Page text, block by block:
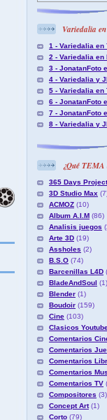
Variedalia
1 - Variedalia en
2 - Variedalia en
3 - JonatanFoto
4 - Variedalia y
5 - Variedalia en
6 - JonatanFoto
7 - JonatanFoto
8 - Variedalia y
¿Qué
365 Days Project
3D Studio Max
ACMOZ (10)
Album A.I.M (86)
Analisis juegos
Arte 3D (19)
Assholes (2)
B.S.O (74)
Barcenillas L4D
BladeAndSoul (1)
Blender (1)
Boudoir (159)
Cine (103)
Clasicos
Comentarios
Comentarios
Comentarios
Comentarios
Comentarios TV
Compositores (3)
Concept Art (1)
Corto (79)